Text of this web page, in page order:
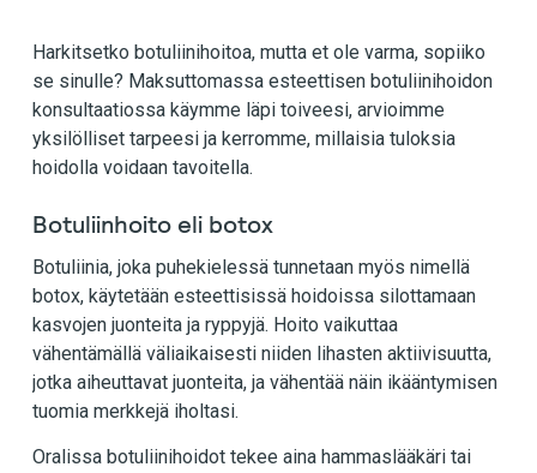
Harkitsetko botuliinihoitoa, mutta et ole varma, sopiiko
se sinulle? Maksuttomassa esteettisen botuliinihoidon
konsultaatiossa käymme läpi toiveesi, arvioimme
yksilölliset tarpeesi ja kerromme, millaisia tuloksia
hoidolla voidaan tavoitella.
Botuliinhoito eli botox
Botuliinia, joka puhekielessä tunnetaan myös nimellä
botox, käytetään esteettisissä hoidoissa silottamaan
kasvojen juonteita ja ryppyjä. Hoito vaikuttaa
vähentämällä väliaikaisesti niiden lihasten aktiivisuutta,
jotka aiheuttavat juonteita, ja vähentää näin ikääntymisen
tuomia merkkejä iholtasi.
Oralissa botuliinihoidot tekee aina hammaslääkäri tai